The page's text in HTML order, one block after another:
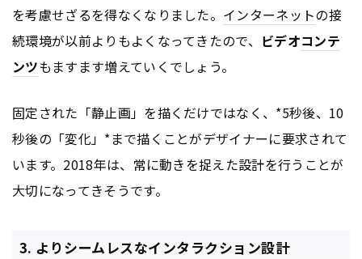
を考慮せざるを得なくなりました。 インターネットの接
続環境が以前よりもよくなってきたので、 ビデオコンテ
ンツもますます増えていくでしょう。
固定された「静止画」を描くだけではなく、*5秒後、10
秒後の「変化」*まで描くことがデザイナーに要求されて
います。2018年は、常に動きを捉えた設計を行うことが
大切になってきそうです。
3. よりシームレスなインタラクション設計